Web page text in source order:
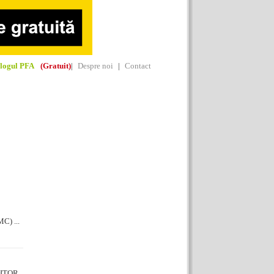
PFA (Gratuit)| Despre noi | Contact
...